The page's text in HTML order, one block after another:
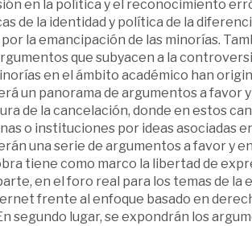
en la política y el reconocimiento
de la identidad y política de la
por la emancipación de las minorías.
que subyacen a la
en el ámbito académico han
un panorama de argumentos a favor
de la cancelación, donde en estos
o instituciones por ideas asociadas
una serie de argumentos a favor y
tiene como marco la libertad de
en el foro real para los temas de la
frente al enfoque basado en
segundo lugar, se expondrán los